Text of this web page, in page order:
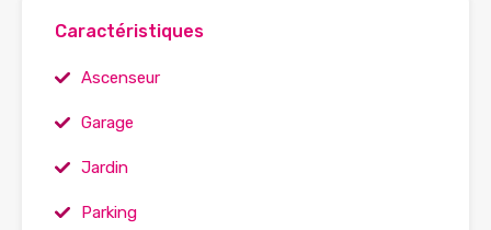
Caractéristiques
Ascenseur
Garage
Jardin
Parking